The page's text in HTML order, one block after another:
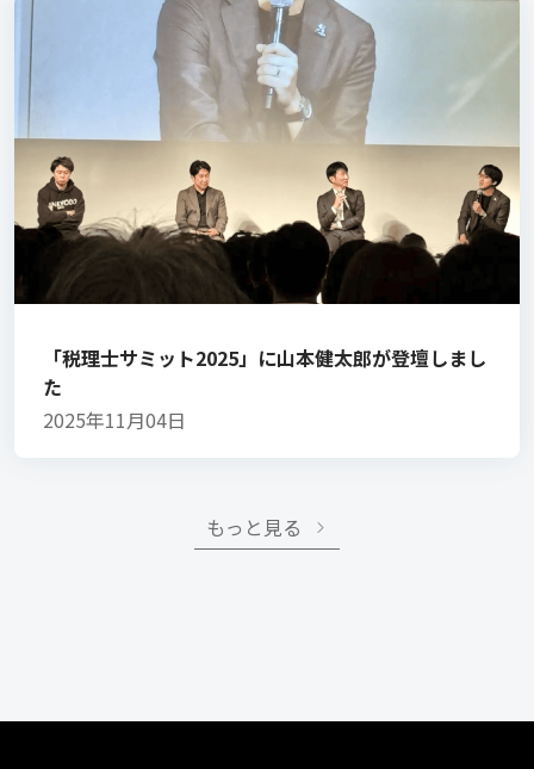
「税理士サミット2025」に山本健太郎が登壇しまし
た
2025年11月04日
もっと見る